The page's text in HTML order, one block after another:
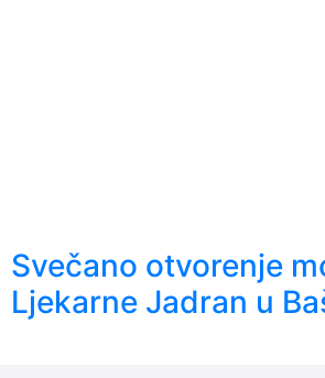
Svečano otvorenje
Ljekarne Jadran u